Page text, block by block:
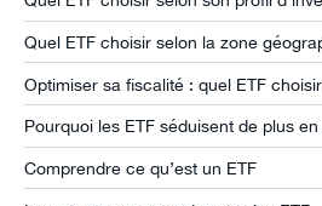
Quel ETF choisir selon la zone
Optimiser sa fiscalité : quel ETF
Pourquoi les ETF séduisent de plus
Comprendre ce qu’est un ETF